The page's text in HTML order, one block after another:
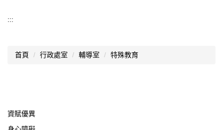
:::
首頁 行政處室 輔導室 特殊教育
資賦優異